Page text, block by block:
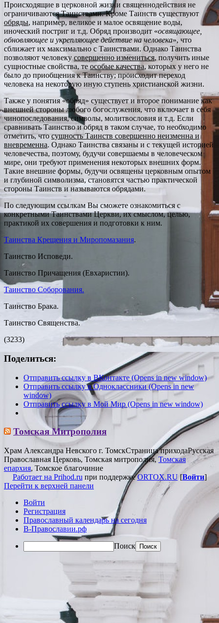
Происходящие в церковной жизни священнодействия не
ограничиваются Таинствами. Кроме Таинств существуют
обряды, например, великое и малое освящение воды,
иноческий постриг и т.д. Обряд производит «освящающее,
обновляющее и укрепляющее действие на человека», что
сближает их максимально с Таинствами. Однако Таинства
позволяют человекусовершенно измениться, получить иные
сущностные свойства, те особые качества, которых у него не
было до приобщения к Таинству; происходит переход
человека на некоторую иную ступень христианской жизни.
Также у понятия «обряд» существует и второе понимание как
внешней стороны любого богослужения, что включает в себя
чинопоследования, символы, молитвословия и т.д. Если
сравнивать Таинство и обряд в таком случае, то необходимо
отметить, чтосущность Таинств совершенно неизменна и
вневременна. Однако Таинства связаны и с текущей историей
человечества, поэтому, будучи совершаемы в человеческом
мире, они требуют применения некоторых внешних форм.
Такие внешние формы, будучи освящены церковным опытом
и глубиной символизма, становятся частью практической
стороны Таинств и называются обрядами.
По следующим ссылкам Вы сможете ознакомиться с
конкретными Таинствами Церкви, их смыслом, целью,
практикой их совершения и подготовки к ним.
Таинства Крещения и Миропомазания.
Таинство Исповеди.
Таинство Причащения (Евхаристии).
Таинство Соборования.
Таинство Брака.
Таинство Священства.
(3233)
Поделиться:
Отправить ссылку в ВКонтакте (Opens in new window)
Отправить ссылку в Одноклассники (Opens in new
window)
Отправить ссылку в Мой Мир (Opens in new window)
Томская Митрополия
Храм Александра Невского г. ТомскСтраница приходаРусская
Православная Церковь, Томская митрополия,Томская
епархия, Томское благочиние
Работает на Prihod.ru при поддержкеORTOX.RU [Войти]
Перейти к верхней панели
Войти
Регистрация
Православный календарь на сегодня
В-Православии.рф
Поиск